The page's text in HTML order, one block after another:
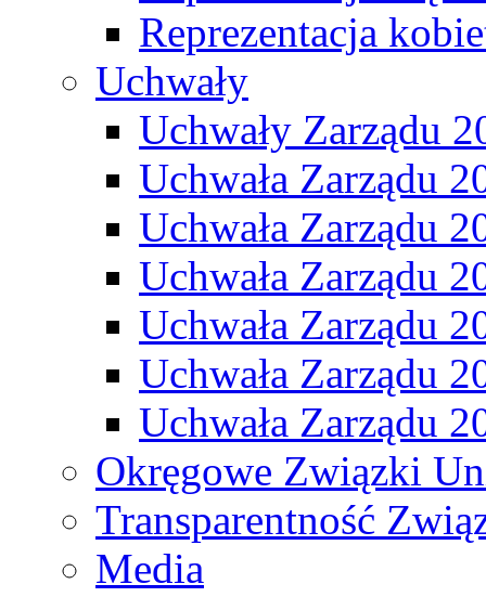
Reprezentacja
Uchwały
Uchwały Zarządu
Uchwała Zarządu
Uchwała Zarządu
Uchwała Zarządu
Uchwała Zarządu
Uchwała Zarządu
Uchwała Zarządu
Okręgowe Związki
Transparentność
Media